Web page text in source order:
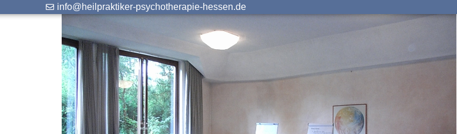
info@heilpraktiker-psychotherapie-hessen.de